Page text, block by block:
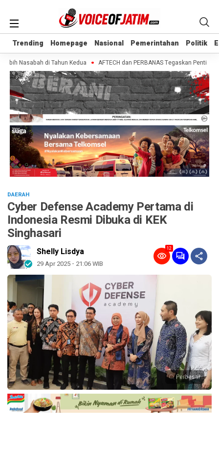
Trending Homepage Nasional Pemerintahan Politik
Trending Homepage Nasional Pemerintahan Politik
Nasabah di Tahun Kedua AFTECH dan PERBANAS Tegaskan
DAERAH
Cyber Defense Academy Pertama di
Indonesia Resmi Dibuka di KEK
Singhasari
Shelly Lisdya
29 Apr 2025 - 21:06 WIB
12
Perbesar